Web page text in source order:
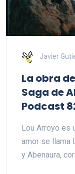
Javier
La obra
Saga de
Podcast
Lou Arroyo es
amor se llama
y Abenaura,